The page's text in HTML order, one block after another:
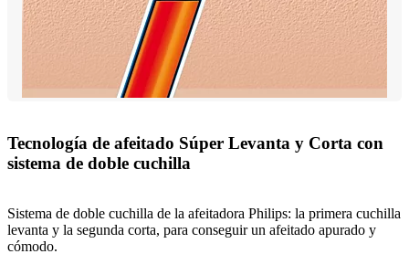
Tecnología de afeitado Súper Levanta y Corta con
sistema de doble cuchilla
Sistema de doble cuchilla de la afeitadora Philips: la primera cuchilla
levanta y la segunda corta, para conseguir un afeitado apurado y
cómodo.